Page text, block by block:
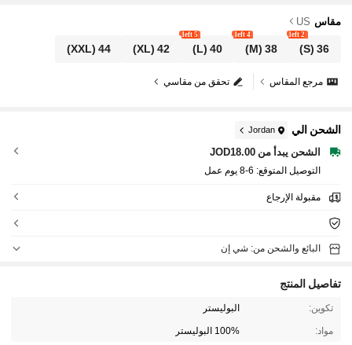
مقاس US
36
(S)
2 left
38
(M)
4 left
40
(L)
5 left
42
(XL)
44
(XXL)
تحقق من مقاسي مرجع المقاس
الشحن الي Jordan
الشحن يبدأ من JOD18.00
التوصيل المتوقع: 6-8 يوم عمل
مقبولة الإرجاع
البائع والشحن من: شي إن
تفاصيل المنتج
تكوين: البوليستر
مواد: 100% البوليستر